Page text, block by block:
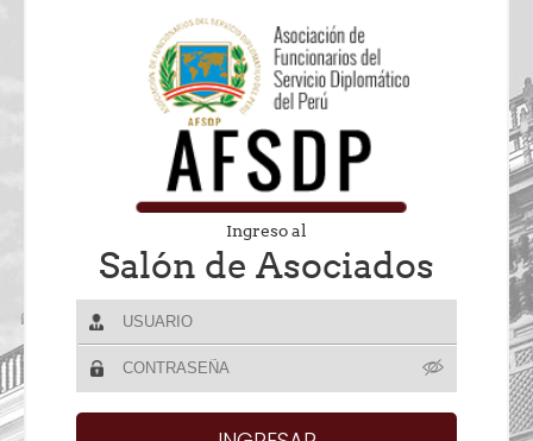
Ingreso al
Salón de Asociados